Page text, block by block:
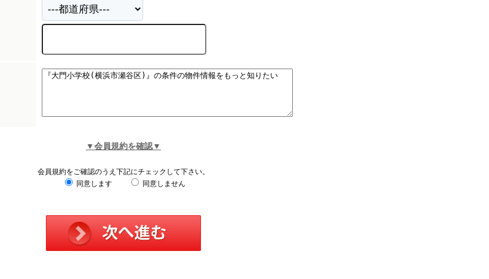
▼会員規約を確認▼
会員規約をご確認のうえ下記にチェックして下さい。
同意します
同意しません